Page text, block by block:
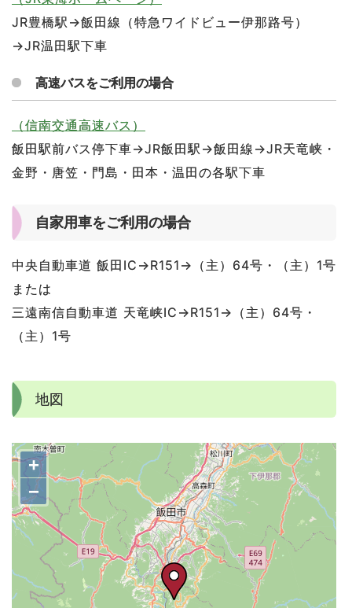
JR豊橋駅→飯田線（特急ワイドビュー伊那路号）
→JR温田駅下車
高速バスをご利用の場合
（信南交通高速バス）
飯田駅前バス停下車→JR飯田駅→飯田線→JR天竜峡・
金野・唐笠・門島・田本・温田の各駅下車
自家用車をご利用の場合
中央自動車道 飯田IC→R151→（主）64号・（主）1号
または
三遠南信自動車道 天竜峡IC→R151→（主）64号・
（主）1号
地図
+
−